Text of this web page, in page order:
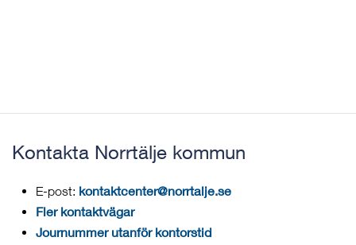
Kontakta Norrtälje kommun
E-post: kontaktcenter@norrtalje.se
Fler kontaktvägar
Journummer utanför kontorstid